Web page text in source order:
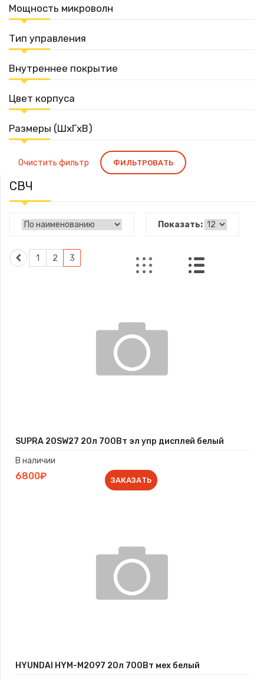
Мощность микроволн
Тип управления
Внутреннее покрытие
Цвет корпуса
Размеры (ШхГхВ)
Очистить фильтр ФИЛЬТРОВАТЬ
СВЧ
Показать:
1 2 3
SUPRA 20SW27 20л 700Вт эл упр дисплей белый
В наличии
6800₽ ЗАКАЗАТЬ
HYUNDAI HYM-M2097 20л 700Вт мех белый